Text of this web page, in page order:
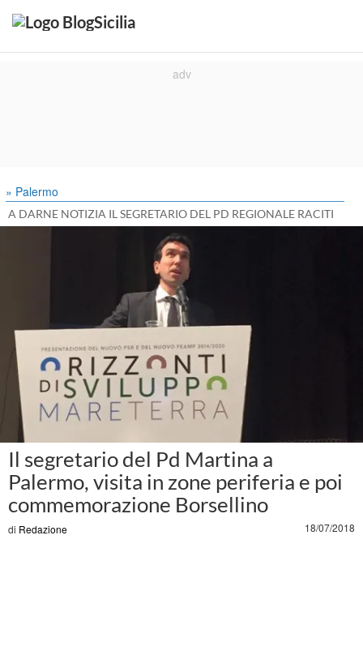
» Palermo
A DARNE NOTIZIA IL SEGRETARIO DEL PD REGIONALE RACITI
Il segretario del Pd Martina a
Palermo, visita in zone periferia e poi
commemorazione Borsellino
di Redazione 18/07/2018